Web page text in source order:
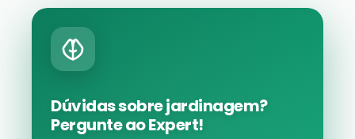
Dúvidas sobre jardinagem?
Pergunte ao Expert!